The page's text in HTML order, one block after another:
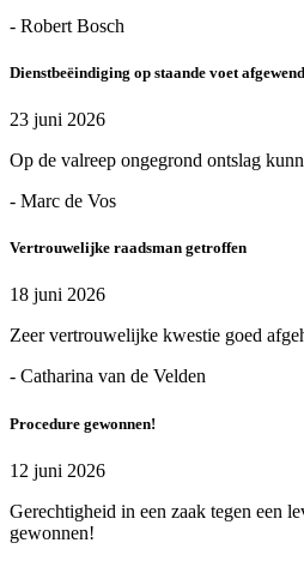
- Robert Bosch
Dienstbeëindiging op staande voet afgewend
23 juni 2026
Op de valreep ongegrond ontslag
- Marc de Vos
Vertrouwelijke raadsman getroffen
18 juni 2026
Zeer vertrouwelijke kwestie goed
- Catharina van de Velden
Procedure gewonnen!
12 juni 2026
Gerechtigheid in een zaak tegen een
gewonnen!